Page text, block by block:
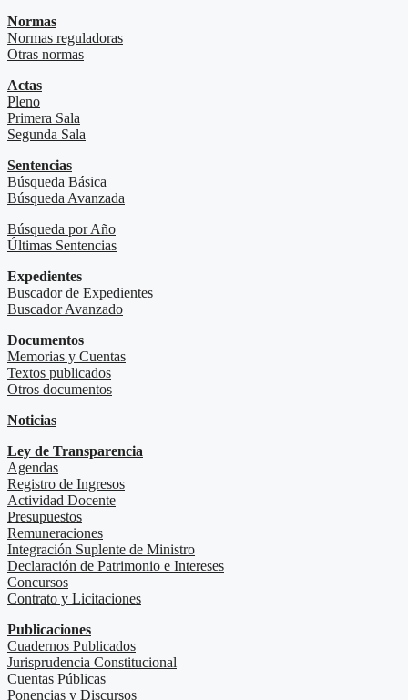
Normas
Normas reguladoras
Otras normas
Actas
Pleno
Primera Sala
Segunda Sala
Sentencias
Búsqueda Básica
Búsqueda Avanzada
Búsqueda por Año
Últimas Sentencias
Expedientes
Buscador de Expedientes
Buscador Avanzado
Documentos
Memorias y Cuentas
Textos publicados
Otros documentos
Noticias
Ley de Transparencia
Agendas
Registro de Ingresos
Actividad Docente
Presupuestos
Remuneraciones
Integración Suplente de Ministro
Declaración de Patrimonio e Intereses
Concursos
Contrato y Licitaciones
Publicaciones
Cuadernos Publicados
Jurisprudencia Constitucional
Cuentas Públicas
Ponencias y Discursos